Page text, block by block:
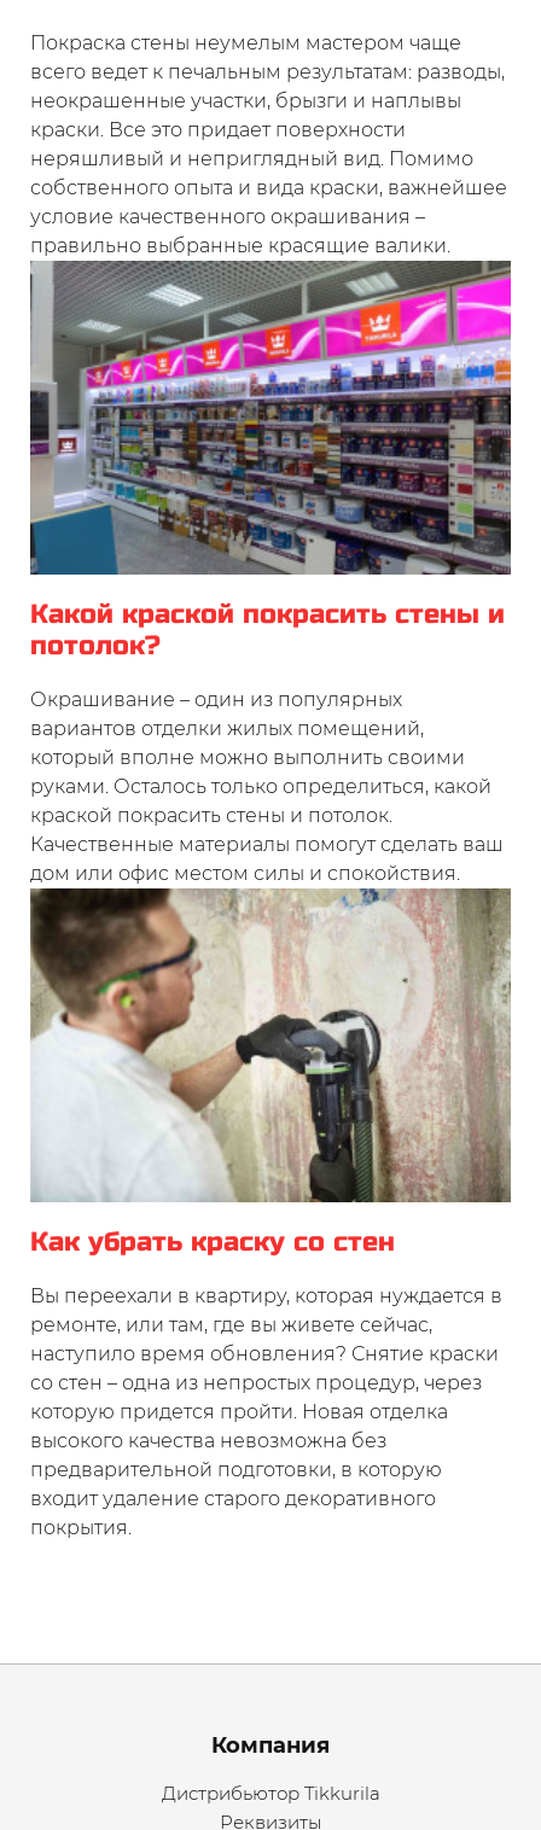
ХРАНЕНИЕ
Хранить в плотно закрытой таре, предохраняя
от воздействия влаги и прямых солнечных
лучей, вдали от источников отопления.
Гарантийный срок хранения в невскрытой
заводской упаковке – 3 года.
Покраска стены неумелым мастером чаще
всего ведет к печальным результатам: разводы,
неокрашенные участки, брызги и наплывы
краски. Все это придает поверхности
неряшливый и неприглядный вид. Помимо
собственного опыта и вида краски, важнейшее
условие качественного окрашивания –
правильно выбранные красящие валики.
Какой краской покрасить стены и
потолок?
Окрашивание – один из популярных
вариантов отделки жилых помещений,
который вполне можно выполнить своими
руками. Осталось только определиться, какой
краской покрасить стены и потолок.
Качественные материалы помогут сделать ваш
дом или офис местом силы и спокойствия.
Как убрать краску со стен
Вы переехали в квартиру, которая нуждается в
ремонте, или там, где вы живете сейчас,
наступило время обновления? Снятие краски
со стен – одна из непростых процедур, через
которую придется пройти. Новая отделка
высокого качества невозможна без
предварительной подготовки, в которую
входит удаление старого декоративного
покрытия.
Menu footer
Компания
Дистрибьютор Tikkurila
Реквизиты